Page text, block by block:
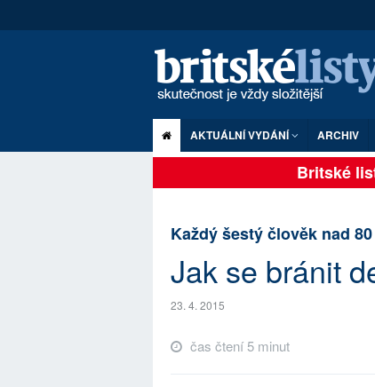
AKTUÁLNÍ VYDÁNÍ ARCHIV
Britské
Každý šestý člověk nad
Jak se bránit
23. 4. 2015
čas čtení 5 minut